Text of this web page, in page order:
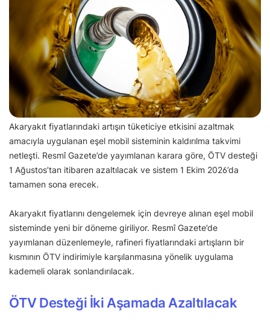
Akaryakıt fiyatlarındaki artışın tüketiciye etkisini azaltmak
amacıyla uygulanan eşel mobil sisteminin kaldırılma takvimi
netleşti. Resmî Gazete’de yayımlanan karara göre, ÖTV desteği
1 Ağustos’tan itibaren azaltılacak ve sistem 1 Ekim 2026’da
tamamen sona erecek.
Akaryakıt fiyatlarını dengelemek için devreye alınan eşel mobil
sisteminde yeni bir döneme giriliyor. Resmî Gazete’de
yayımlanan düzenlemeyle, rafineri fiyatlarındaki artışların bir
kısmının ÖTV indirimiyle karşılanmasına yönelik uygulama
kademeli olarak sonlandırılacak.
ÖTV Desteği İki Aşamada Azaltılacak